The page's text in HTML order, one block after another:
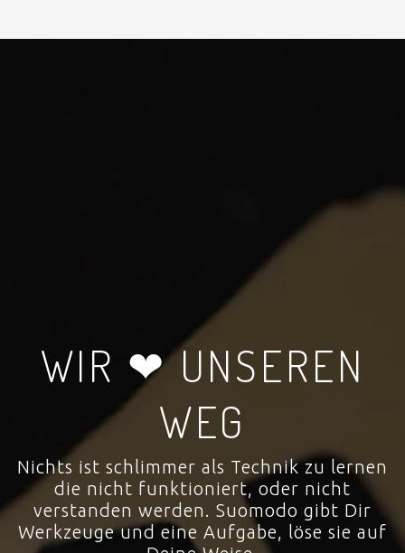
WIR ❤ UNSEREN
WEG
Nichts ist schlimmer als Technik zu lernen
die nicht funktioniert, oder nicht
verstanden werden. Suomodo gibt Dir
Werkzeuge und eine Aufgabe, löse sie auf